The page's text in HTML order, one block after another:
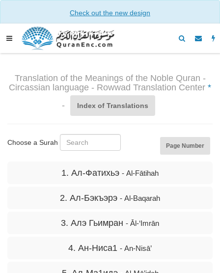
Check out the new design
Translation of the Meanings of the Noble Quran -
Circassian language - Rowwad Translation Center *
-
Index of Translations
Choose a Surah Page Number
1. Ал-Фатихьэ - Al-Fātihah
2. Ал-Бэкъэрэ - Al-Baqarah
3. Алэ Гьимран - Āl-‘Imrān
4. Ан-Ниса1 - An-Nisā’